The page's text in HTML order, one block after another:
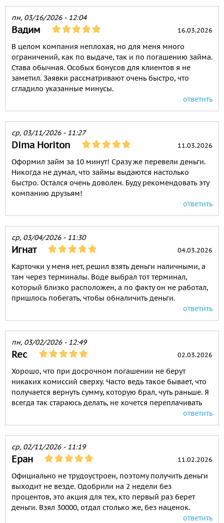
пн, 03/16/2026 - 12:04
Вадим 16.03.2026
В целом компания неплохая, но для меня много
ограничений, как по выдаче, так и по погашению займа.
Става обычная. Особых бонусов для клиентов я не
заметил. Заявки рассматривают очень быстро, что
сгладило указанные минусы.
ответить
ср, 03/11/2026 - 11:27
Dima Horiton 11.03.2026
Оформил займ за 10 минут! Сразу же перевели деньги.
Никогда не думал, что займы выдаются настолько
быстро. Остался очень доволен. Буду рекомендовать эту
компанию друзьям!
ответить
ср, 03/04/2026 - 11:30
Игнат 04.03.2026
Карточки у меня нет, решил взять деньги наличными, а
там через терминалы. Воде выбрал тот терминал,
который близко расположен, а по факту он не работал,
пришлось побегать, чтобы обналичить деньги.
ответить
пн, 03/02/2026 - 12:49
Rec 02.03.2026
Хорошо, что при досрочном погашении не берут
никаких комиссий сверху. Часто ведь такое бывает, что
получается вернуть сумму, которую брал, чуть раньше. Я
всегда так стараюсь делать, не хочется переплачивать
ответить
ср, 02/11/2026 - 11:19
Еран 11.02.2026
Официально не трудоустроен, поэтому получить деньги
выходит не везде. Одобрили на 2 недели без
процентов, это акция для тех, кто первый раз берет
деньги. Взял 30000, отдал столько же, без наценок.
ответить